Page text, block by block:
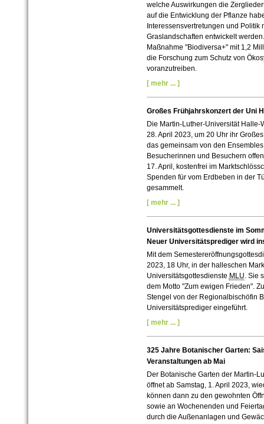
welche Auswirkungen die
auf die Entwicklung der Pflanze
Interessensvertretungen und Politik
Graslandschaften entwickelt
Maßnahme "Biodiversa+" mit 1,2
die Forschung zum Schutz von
voranzutreiben.
[ mehr ... ]
Großes Frühjahrskonzert der Uni
Die Martin-Luther-Universität Halle-
28. April 2023, um 20 Uhr ihr
das gemeinsam von den
Besucherinnen und Besuchern
17. April, kostenfrei im
Spenden für vom Erdbeben in der
gesammelt.
[ mehr ... ]
Universitätsgottesdienste im
Neuer Universitätsprediger wird
Mit dem
2023, 18 Uhr, in der halleschen
Universitätsgottesdienste MLU. Sie
dem Motto "Zum ewigen Frieden".
Stengel von der Regionalbischöfin
Universitätsprediger eingeführt.
[ mehr ... ]
325 Jahre Botanischer Garten:
Veranstaltungen ab Mai
Der Botanische Garten der Martin-
öffnet ab Samstag, 1. April 2023,
können dann zu den gewohnten
sowie an Wochenenden und
durch die Außenanlagen und